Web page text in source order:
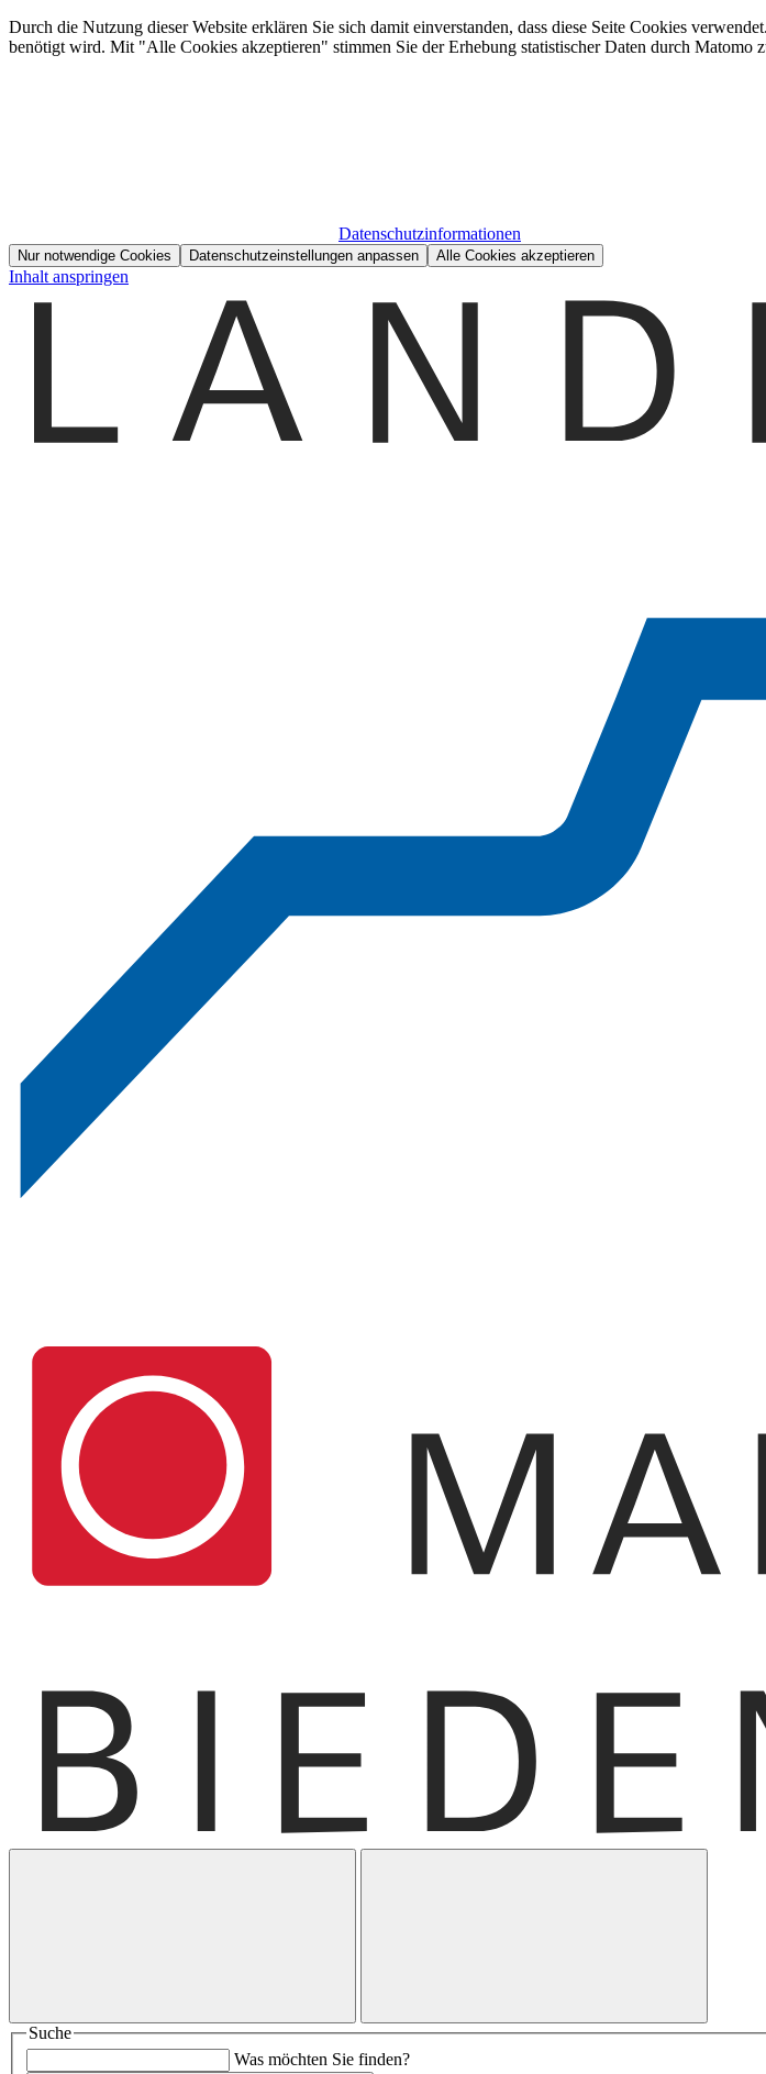
Durch die Nutzung dieser Website erklären Sie sich damit einverstanden, dass diese Seite Cookies
benötigt wird. Mit "Alle Cookies akzeptieren" stimmen Sie der Erhebung statistischer Daten durch Matomo
Datenschutzinformationen
Nur notwendige Cookies Datenschutzeinstellungen anpassen Alle Cookies akzeptieren
Inhalt anspringen
Suche
Was möchten Sie finden?